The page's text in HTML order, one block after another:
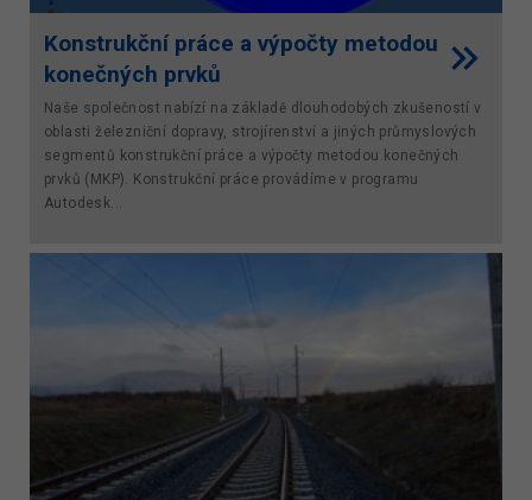
Konstrukční práce a výpočty metodou
konečných prvků
Naše společnost nabízí na základě dlouhodobých zkušeností v
oblasti železniční dopravy, strojírenství a jiných průmyslových
segmentů konstrukční práce a výpočty metodou konečných
prvků (MKP). Konstrukční práce provádíme v programu
Autodesk...